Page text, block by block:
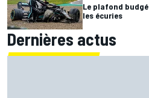
Le plafond
les écuries
Dernières actus